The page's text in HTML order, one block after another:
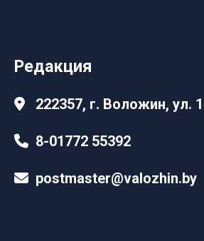
Редакция
222357, г. Воложин, ул.
8-01772 55392
postmaster@valozhin.by